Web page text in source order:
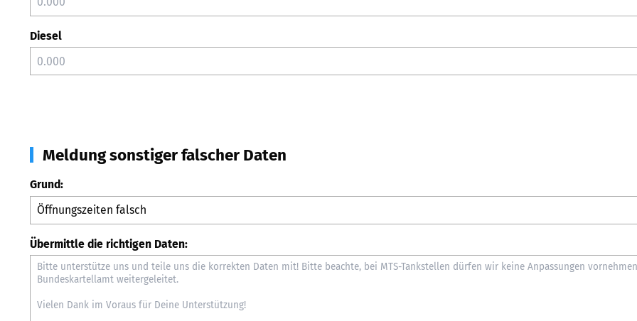
Diesel
Meldung sonstiger falscher Daten
Grund:
Übermittle die richtigen Daten: